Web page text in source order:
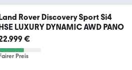
Rover Discovery Sport Si4
HSE LUXURY DYNAMIC AWD PANO
€
Fairer Preis